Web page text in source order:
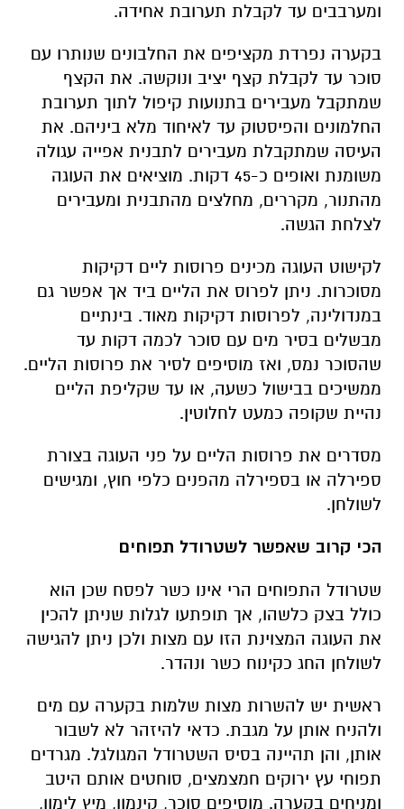
ומערבבים עד לקבלת תערובת אחידה.
בקערה נפרדת מקציפים את החלבונים שנותרו עם
סוכר עד לקבלת קצף יציב ונוקשה. את הקצף
שמתקבל מעבירים בתנועות קיפול לתוך תערובת
החלמונים והפיסטוק עד לאיחוד מלא ביניהם. את
העיסה שמתקבלת מעבירים לתבנית אפייה עגולה
משומנת ואופים כ-45 דקות. מוציאים את העוגה
מהתנור, מקררים, מחלצים מהתבנית ומעבירים
לצלחת הגשה.
לקישוט העוגה מכינים פרוסות ליים דקיקות
מסוכרות. ניתן לפרוס את הליים ביד אך אפשר גם
במנדולינה, לפרוסות דקיקות מאוד. בינתיים
מבשלים בסיר מים עם סוכר לכמה דקות עד
שהסוכר נמס, ואז מוסיפים לסיר את פרוסות הליים.
ממשיכים בבישול כשעה, או עד שקליפת הליים
נהיית שקופה כמעט לחלוטין.
מסדרים את פרוסות הליים על פני העוגה בצורת
ספירלה או בספירלה מהפנים כלפי חוץ, ומגישים
לשולחן.
הכי קרוב שאפשר לשטרודל תפוחים
שטרודל התפוחים הרי אינו כשר לפסח שכן הוא
כולל בצק כלשהו, אך תופתעו לגלות שניתן להכין
את העוגה המצוינת הזו עם מצות ולכן ניתן להגישה
לשולחן החג כקינוח כשר ונהדר.
ראשית יש להשרות מצות שלמות בקערה עם מים
ולהניח אותן על מגבת. כדאי להיזהר לא לשבור
אותן, והן תהיינה בסיס השטרודל המגולגל. מגרדים
תפוחי עץ ירוקים חמצמצים, סוחטים אותם היטב
ומניחים בקערה. מוסיפים סוכר, קינמון, מיץ לימון,